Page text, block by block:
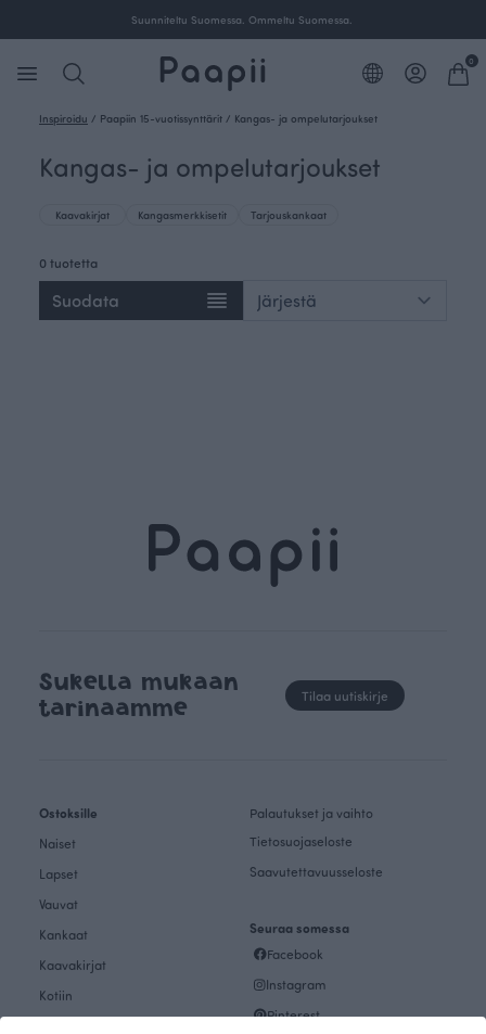
Suunniteltu Suomessa. Ommeltu Suomessa.
0
Inspiroidu / Paapiin 15-vuotissynttärit / Kangas- ja ompelutarjoukset
Kangas- ja ompelutarjoukset
Kaavakirjat Kangasmerkkisetit Tarjouskankaat
0 tuotetta
Suodata
Sukella mukaan
tarinaamme
Tilaa uutiskirje
Ostoksille
Naiset
Lapset
Vauvat
Kankaat
Kaavakirjat
Kotiin
Palautukset ja vaihto
Tietosuojaseloste
Saavutettavuusseloste
Seuraa somessa
Facebook
Instagram
Pinterest